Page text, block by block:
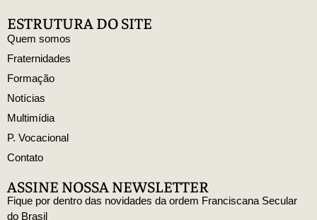
ESTRUTURA DO SITE
Quem somos
Fraternidades
Formação
Notícias
Multimídia
P. Vocacional
Contato
ASSINE NOSSA NEWSLETTER
Fique por dentro das novidades da ordem Franciscana Secular
do Brasil